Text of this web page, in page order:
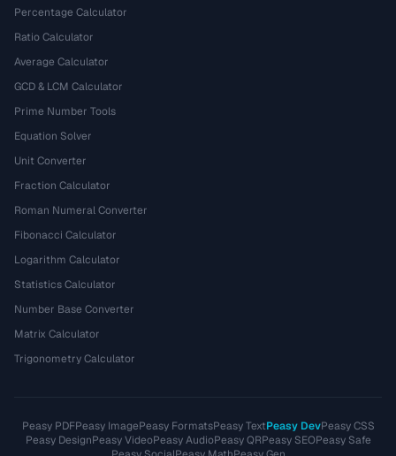
Percentage Calculator
Ratio Calculator
Average Calculator
GCD & LCM Calculator
Prime Number Tools
Equation Solver
Unit Converter
Fraction Calculator
Roman Numeral Converter
Fibonacci Calculator
Logarithm Calculator
Statistics Calculator
Number Base Converter
Matrix Calculator
Trigonometry Calculator
Peasy PDFPeasy ImagePeasy FormatsPeasy TextPeasy DevPeasy CSS
Peasy DesignPeasy VideoPeasy AudioPeasy QRPeasy SEOPeasy Safe